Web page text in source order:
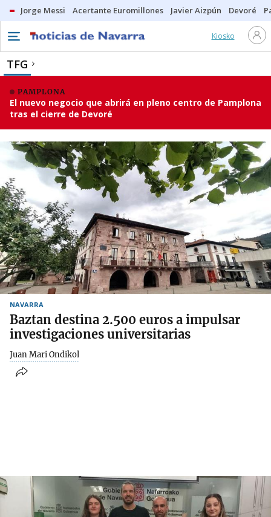
Jorge Messi Acertante Euromillones Javier Aizpún Devoré
Kiosko
TFG
PAMPLONA
El nuevo negocio que abrirá en pleno centro de Pamplona
tras el cierre de Devoré
NAVARRA
Baztan destina 2.500 euros a impulsar
investigaciones universitarias
Juan Mari Ondikol